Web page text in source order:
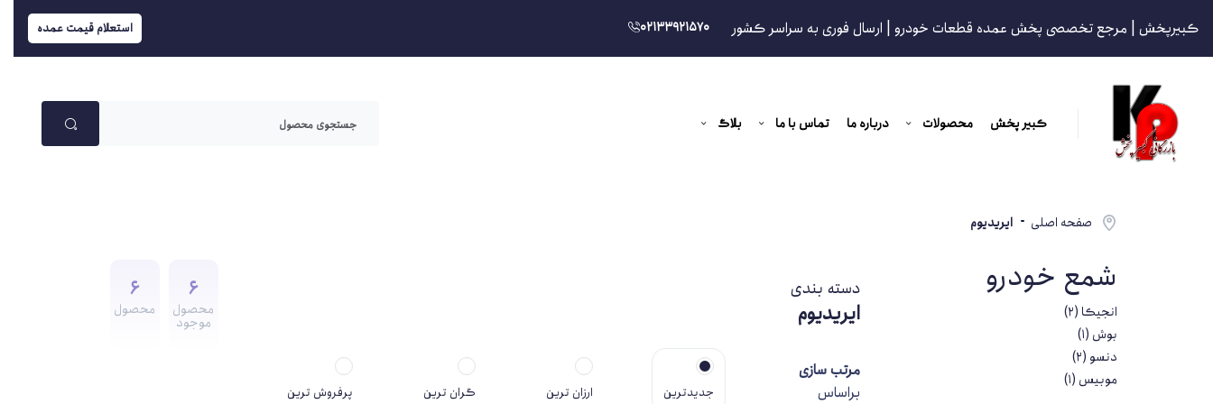
کبیرپخش | مرجع تخصصی پخش عمده قطعات خودرو | ارسال فوری به سراسر کشور 02133921570 استعلام قیمت عمده
کبیر پخش محصولات درباره ما تماس با ما بلاگ
صفحه اصلی ایریدیوم
شمع خودرو
انجیکا (2)
بوش (1)
دنسو (2)
موبیس (1)
دسته بندی
ایریدیوم
6
محصول
موجود
6
محصول
مرتب سازی
براساس
جدیدترین ارزان ترین گران ترین پرفروش ترین